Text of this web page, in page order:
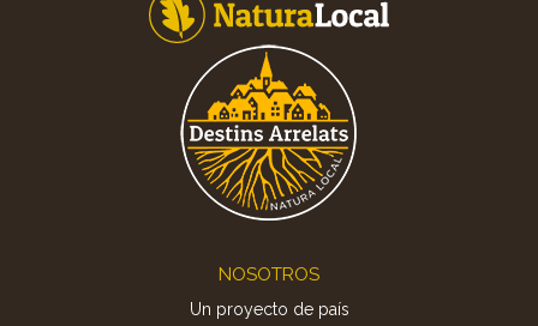
NOSOTROS
Un proyecto de país